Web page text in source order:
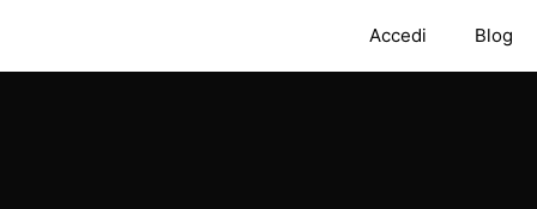
Accedi Blog